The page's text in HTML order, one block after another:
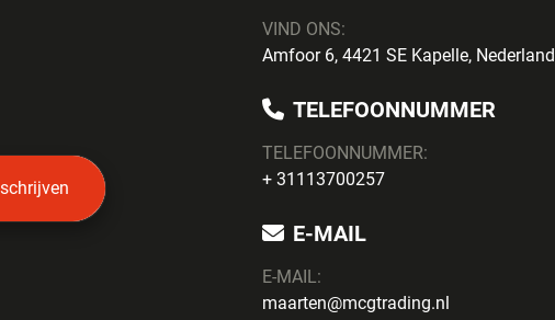
VIND ONS:
Amfoor 6, 4421 SE Kapelle, Nederland
TELEFOONNUMMER
TELEFOONNUMMER:
+ 31113700257
E-MAIL
E-MAIL:
maarten@mcgtrading.nl